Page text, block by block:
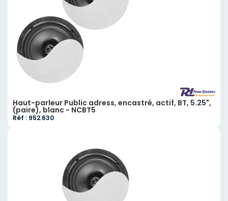
Haut-parleur Public adress, encastré, actif, BT, 5.25",
(paire), blanc - NCBT5
Réf : 952.630